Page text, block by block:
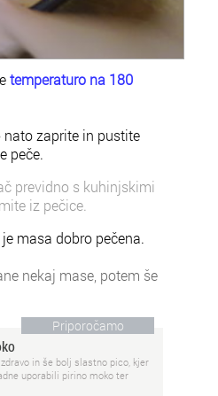
temperaturo na 180
zaprite in pustite
peče.
previdno s kuhinjskimi
iz pečice.
masa dobro pečena.
nekaj mase, potem še
Priporočamo
in še bolj slastno pico, kjer
uporabili pirino moko ter